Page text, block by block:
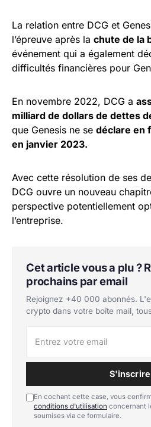
La relation entre DCG et
l’épreuve après la chute de la
événement qui a également
difficultés financières pour
En novembre 2022, DCG a
milliard de dollars de dettes
que Genesis ne se déclare en
en janvier 2023.
Avec cette résolution de ses
DCG ouvre un nouveau
perspective potentiellement
l’entreprise.
Cet article vous a plu ?
prochains par email
Rejoignez +40 000 abonnés.
crypto dans votre boîte mail,
S'inscrire
En cochant cette case, vous
conditions d'utilisation concernant
soumises via ce formulaire.